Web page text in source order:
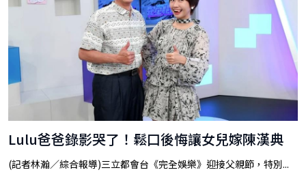
Lulu爸爸錄影哭了！鬆口後悔讓女兒嫁陳漢典
(記者林瀚／綜合報導)三立都會台《完全娛樂》迎接父親節，特別...